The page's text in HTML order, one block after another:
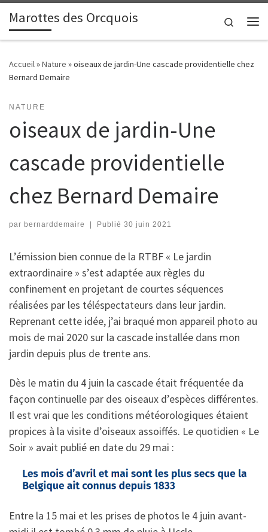
Passer au contenu
Marottes des Orcquois
Search
Accueil»Nature »oiseaux de jardin-Une cascade providentielle chez
Bernard Demaire
NATURE
oiseaux de jardin-Une
cascade providentielle
chez Bernard Demaire
par bernarddemaire | Publié 30 juin 2021
L’émission bien connue de la RTBF « Le jardin
extraordinaire » s’est adaptée aux règles du
confinement en projetant de courtes séquences
réalisées par les téléspectateurs dans leur jardin.
Reprenant cette idée, j’ai braqué mon appareil photo au
mois de mai 2020 sur la cascade installée dans mon
jardin depuis plus de trente ans.
Dès le matin du 4 juin la cascade était fréquentée da
façon continuelle par des oiseaux d’espèces différentes.
Il est vrai que les conditions météorologiques étaient
propices à la visite d’oiseaux assoiffés. Le quotidien « Le
Soir » avait publié en date du 29 mai :
Entre la 15 mai et les prises de photos le 4 juin avant-